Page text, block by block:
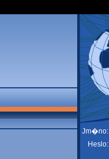
Jm�no:
Heslo: